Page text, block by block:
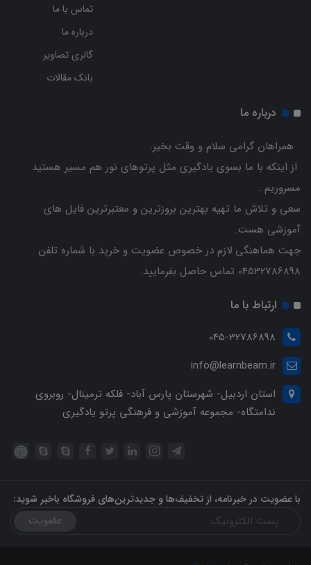
تماس با ما
درباره ما
گالری تصاویر
بانک مقالات
درباره ما
همراهان گرامی سلام و وقت بخیر.
از اینکه با ما بسوی یادگیری مثل پرتوهای نور هم مسیر هستید
مسروریم .
سعی و تلاش ما تهیه بهترین بروزترین و معتبرترین فایل های
آموزشی هست.
جهت هماهنگی لازم در خصوص عضویت و خرید با شماره تلفن
04532786898 تماس حاصل بفرمایید.
ارتباط با ما
045-32786898
info@learnbeam.ir
استان اردبیل- شهرستان پارس آباد- فلکه ترمینال- روبروی
ندامتگاه- مجموعه آموزشی و فرهنگی پرتو یادگیری
با عضویت در خبرنامه، از تخفیف‌ها و جدیدترین‌های فروشگاه باخبر شوید:
عضویت